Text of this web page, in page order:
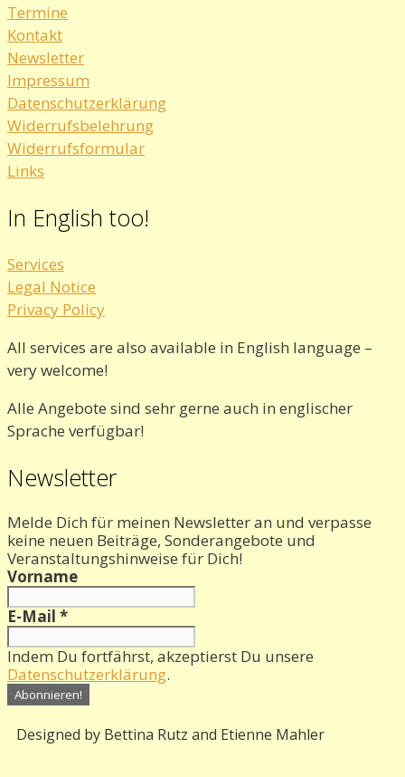
Termine
Kontakt
Newsletter
Impressum
Datenschutzerklärung
Widerrufsbelehrung
Widerrufsformular
Links
In English too!
Services
Legal Notice
Privacy Policy
All services are also available in English language –
very welcome!
Alle Angebote sind sehr gerne auch in englischer
Sprache verfügbar!
Newsletter
Melde Dich für meinen Newsletter an und verpasse
keine neuen Beiträge, Sonderangebote und
Veranstaltungshinweise für Dich!
Vorname
E-Mail *
Indem Du fortfährst, akzeptierst Du unsere
Datenschutzerklärung.
Designed by Bettina Rutz and Etienne Mahler